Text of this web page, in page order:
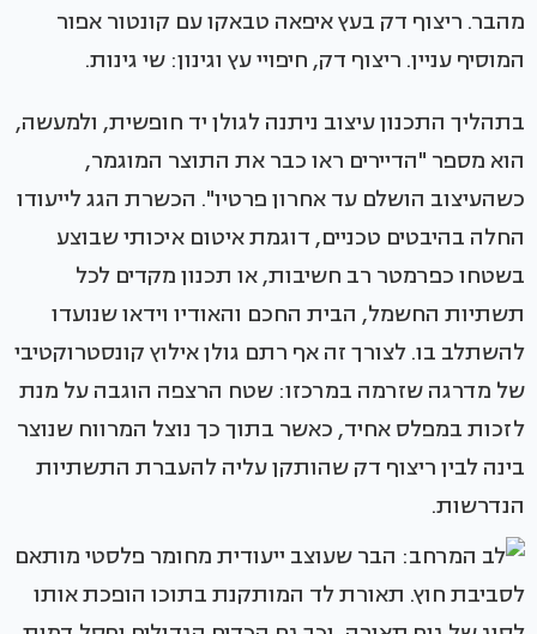
מהבר. ריצוף דק בעץ איפאה טבאקו עם קונטור אפור
המוסיף עניין. ריצוף דק, חיפויי עץ וגינון: שי גינות.
בתהליך התכנון עיצוב ניתנה לגולן יד חופשית, ולמעשה,
הוא מספר "הדיירים ראו כבר את התוצר המוגמר,
כשהעיצוב הושלם עד אחרון פרטיו". הכשרת הגג לייעודו
החלה בהיבטים טכניים, דוגמת איטום איכותי שבוצע
בשטחו כפרמטר רב חשיבות, או תכנון מקדים לכל
תשתיות החשמל, הבית החכם והאודיו וידאו שנועדו
להשתלב בו. לצורך זה אף רתם גולן אילוץ קונסטרוקטיבי
של מדרגה שזרמה במרכזו: שטח הרצפה הוגבה על מנת
לזכות במפלס אחיד, כאשר בתוך כך נוצל המרווח שנוצר
בינה לבין ריצוף דק שהותקן עליה להעברת התשתיות
הנדרשות.